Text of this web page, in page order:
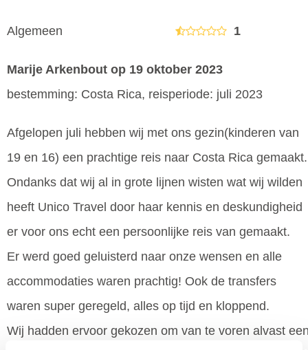
Algemeen 1
Marije Arkenbout op 19 oktober 2023
bestemming: Costa Rica, reisperiode: juli 2023
Afgelopen juli hebben wij met ons gezin(kinderen van
19 en 16) een prachtige reis naar Costa Rica gemaakt.
Ondanks dat wij al in grote lijnen wisten wat wij wilden
heeft Unico Travel door haar kennis en deskundigheid
er voor ons echt een persoonlijke reis van gemaakt.
Er werd goed geluisterd naar onze wensen en alle
accommodaties waren prachtig! Ook de transfers
waren super geregeld, alles op tijd en kloppend.
Wij hadden ervoor gekozen om van te voren alvast